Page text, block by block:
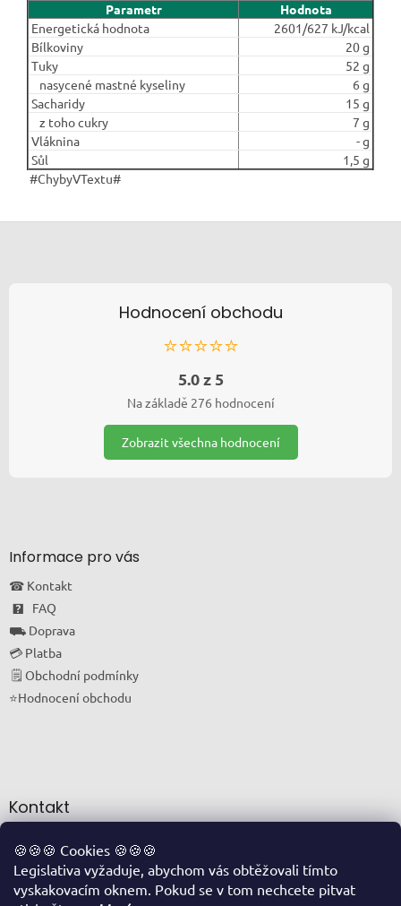
🍪🍪🍪 Cookies 🍪🍪🍪
Legislativa vyžaduje, abychom vás obtěžovali tímto
vyskakovacím oknem. Pokud se v tom nechcete pitvat
Parametr
Hodnota
Energetická hodnota
2601/627 kJ/kcal
Bílkoviny
20 g
Tuky
52 g
nasycené mastné kyseliny
6 g
Sacharidy
15 g
z toho cukry
7 g
Vláknina
- g
Sůl
1,5 g
#ChybyVTextu#
Hodnocení obchodu
⭐⭐⭐⭐⭐
5.0 z 5
Na základě 276 hodnocení
Zobrazit všechna hodnocení
Informace pro vás
☎ Kontakt
🯄 FAQ
⛟ Doprava
💳 Platba
🗒 Obchodní podmínky
⭐Hodnocení obchodu
Kontakt
info @ oriskovapohotovost.cz
+420 774 711 877
FACEBOOK